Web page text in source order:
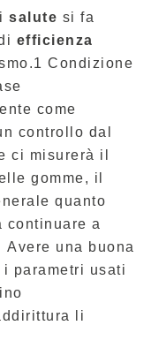
salute si fa
efficienza
1 Condizione
come
controllo dal
ci misurerà il
gomme, il
quanto
continuare a
una buona
parametri usati
li